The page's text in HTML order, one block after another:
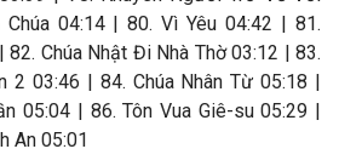
04:14 | 80. Vì Yêu 04:42 | 81.
Chúa Nhật Đi Nhà Thờ 03:12 | 83.
2 03:46 | 84. Chúa Nhân Từ 05:18 |
05:04 | 86. Tôn Vua Giê-su 05:29 |
An 05:01